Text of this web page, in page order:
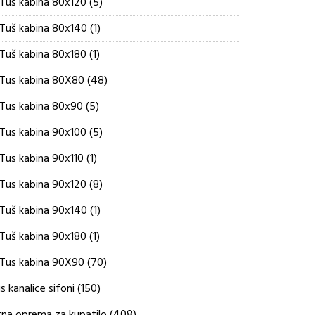
proizvoda
Tuš kabina 80x140 11
proizvod
Tuš kabina 80x180 11
proizvod
Tus kabina 80X80 4848
proizvoda
Tus kabina 80x90 55
proizvoda
Tus kabina 90x100 55
proizvoda
Tus kabina 90x110 11
proizvod
Tus kabina 90x120 88
proizvoda
Tuš kabina 90x140 11
proizvod
Tuš kabina 90x180 11
proizvod
Tus kabina 90X90 7070
proizvoda
kanalice sifoni 150150
proizvoda